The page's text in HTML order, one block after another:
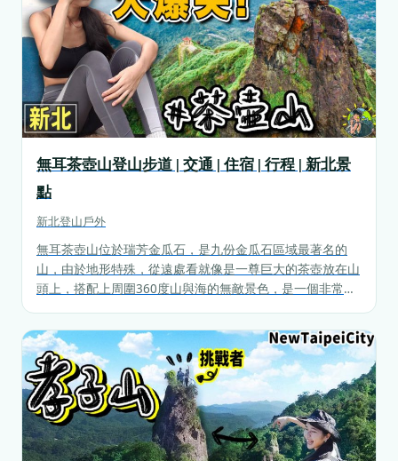
無耳茶壺山登山步道 | 交通 | 住宿 | 行程 | 新北景
點
新北登山戶外
無耳茶壺山位於瑞芳金瓜石，是九份金瓜石區域最著名的
山，由於地形特殊，從遠處看就像是一尊巨大的茶壺放在山
頭上，搭配上周圍360度山與海的無敵景色，是一個非常熱
鋸齒稜，是一個前往周圍登山步道非常重要的地點